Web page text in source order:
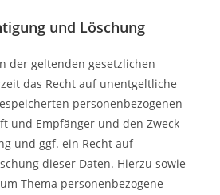
und Löschung
der geltenden gesetzlichen
das Recht auf unentgeltliche
personenbezogenen
und Empfänger und den Zweck
und ggf. ein Recht auf
dieser Daten. Hierzu sowie
Thema personenbezogene